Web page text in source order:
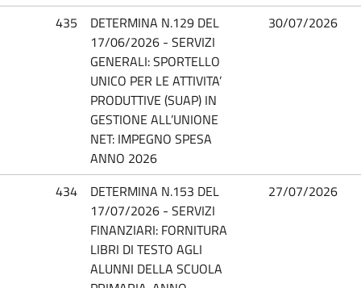
435
DETERMINA N.129 DEL
17/06/2026 - SERVIZI
GENERALI: SPORTELLO
UNICO PER LE ATTIVITA’
PRODUTTIVE (SUAP) IN
GESTIONE ALL’UNIONE
NET: IMPEGNO SPESA
ANNO 2026
30/07/2026
434
DETERMINA N.153 DEL
17/07/2026 - SERVIZI
FINANZIARI: FORNITURA
LIBRI DI TESTO AGLI
ALUNNI DELLA SCUOLA
27/07/2026